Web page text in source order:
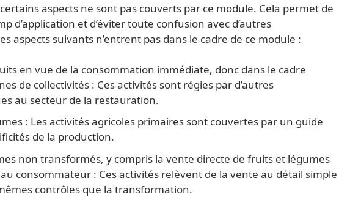
aspects ne sont pas couverts par ce module. Cela permet de
d’application et d’éviter toute confusion avec d’autres
aspects suivants n’entrent pas dans le cadre de ce module :
en vue de la consommation immédiate, donc dans le cadre
de collectivités : Ces activités sont régies par d’autres
au secteur de la restauration.
: Les activités agricoles primaires sont couvertes par un guide
de la production.
non transformés, y compris la vente directe de fruits et légumes
consommateur : Ces activités relèvent de la vente au détail simple
contrôles que la transformation.